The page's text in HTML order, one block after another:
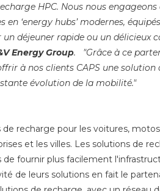
HPC. Nous nous
en ‘energy hubs’ modernes,
déjeuner rapide ou un délicieux
Energy Group. "Grâce à ce
à nos clients CAPS une
évolution de la mobilité."
recharge pour les voitures,
et les villes. Les solutions de
de fournir plus facilement
de leurs solutions en fait le